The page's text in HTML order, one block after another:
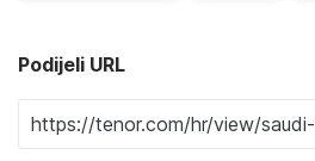
Podijeli URL